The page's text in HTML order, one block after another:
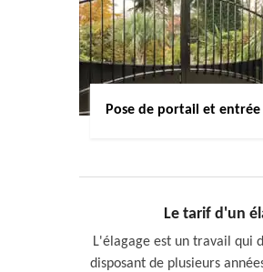
Pose de portail et entrée
Le tarif d'un
L'élagage est un travail qui
disposant de plusieurs